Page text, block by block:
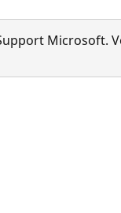
Microsoft.